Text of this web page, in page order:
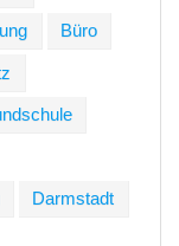
Büro
Darmstadt